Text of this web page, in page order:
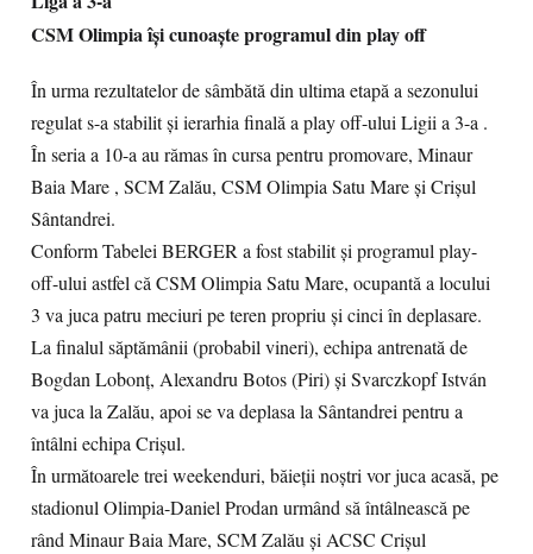
CSM Olimpia își cunoaște programul din play off
În urma rezultatelor de sâmbătă din ultima etapă a sezonului
regulat s-a stabilit și ierarhia finală a play off-ului Ligii a 3-a .
În seria a 10-a au rămas în cursa pentru promovare, Minaur
Baia Mare , SCM Zalău, CSM Olimpia Satu Mare și Crișul
Sântandrei.
Conform Tabelei BERGER a fost stabilit și programul play-
off-ului astfel că CSM Olimpia Satu Mare, ocupantă a locului
3 va juca patru meciuri pe teren propriu și cinci în deplasare.
La finalul săptămânii (probabil vineri), echipa antrenată de
Bogdan Lobonț, Alexandru Botos (Piri) și Svarczkopf István
va juca la Zalău, apoi se va deplasa la Sântandrei pentru a
întâlni echipa Crișul.
În următoarele trei weekenduri, băieții noștri vor juca acasă, pe
stadionul Olimpia-Daniel Prodan urmând să întâlnească pe
rând Minaur Baia Mare, SCM Zalău și ACSC Crișul